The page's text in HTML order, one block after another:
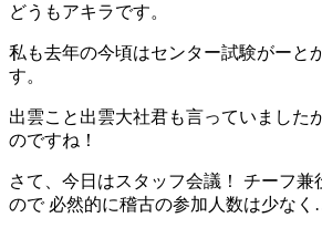
どうもアキラです。
私も去年の今頃はセンター試験がーと
す。
出雲こと出雲大社君も言っていました
のですね！
さて、今日はスタッフ会議！ チーフ兼
ので 必然的に稽古の参加人数は少な